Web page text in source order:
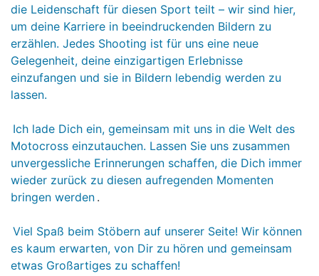
die Leidenschaft für diesen Sport teilt – wir sind hier,
um deine Karriere in beeindruckenden Bildern zu
erzählen. Jedes Shooting ist für uns eine neue
Gelegenheit, deine einzigartigen Erlebnisse
einzufangen und sie in Bildern lebendig werden zu
lassen.
Ich lade Dich ein, gemeinsam mit uns in die Welt des
Motocross einzutauchen. Lassen Sie uns zusammen
unvergessliche Erinnerungen schaffen, die Dich immer
wieder zurück zu diesen aufregenden Momenten
bringen werden .
Viel Spaß beim Stöbern auf unserer Seite! Wir können
es kaum erwarten, von Dir zu hören und gemeinsam
etwas Großartiges zu schaffen!